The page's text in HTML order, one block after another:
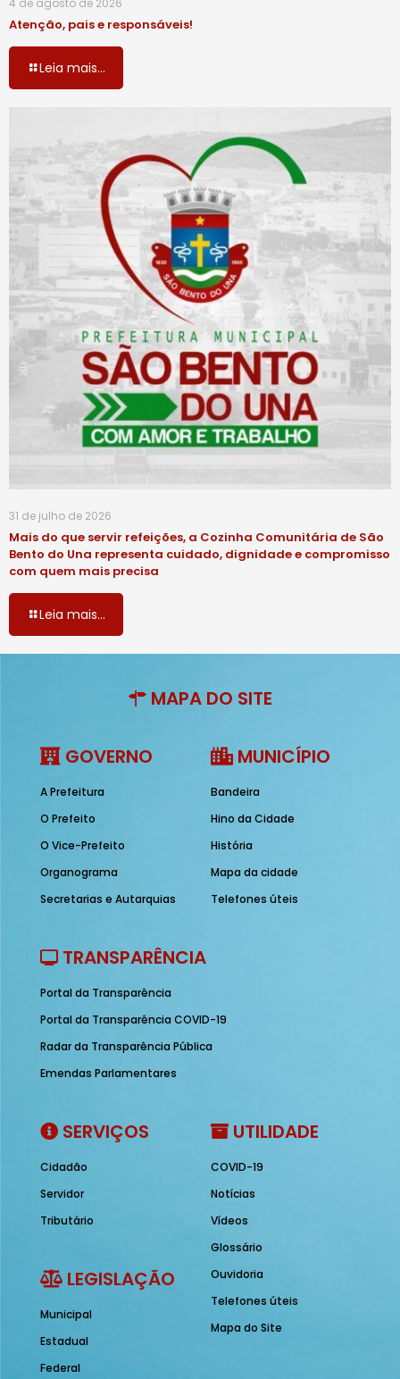
4 de agosto de 2026
Atenção, pais e responsáveis!
Leia mais...
31 de julho de 2026
Mais do que servir refeições, a Cozinha Comunitária de São
Bento do Una representa cuidado, dignidade e compromisso
com quem mais precisa
Leia mais...
MAPA DO SITE
GOVERNO
A Prefeitura
O Prefeito
O Vice-Prefeito
Organograma
Secretarias e Autarquias
MUNICÍPIO
Bandeira
Hino da Cidade
História
Mapa da cidade
Telefones úteis
TRANSPARÊNCIA
Portal da Transparência
Portal da Transparência COVID-19
Radar da Transparência Pública
Emendas Parlamentares
SERVIÇOS
Cidadão
Servidor
Tributário
LEGISLAÇÃO
Municipal
Estadual
Federal
UTILIDADE
COVID-19
Notícias
Vídeos
Glossário
Ouvidoria
Telefones úteis
Mapa do Site